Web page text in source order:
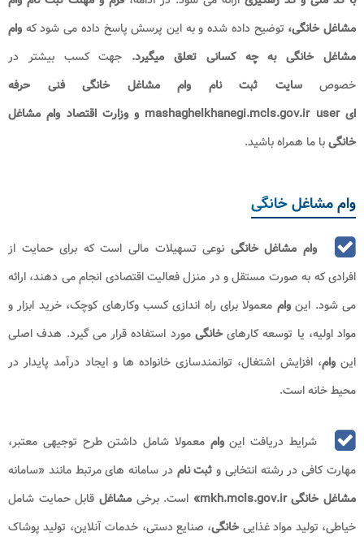
مشاغل خانگی، توضیح داده شده و به این پرسش پاسخ داده می شود که وام
مشاغل خانگی به چه کسانی تعلق میگیرد. جهت کسب بیشتر در
خصوصسایت ثبت نام وام مشاغل خانگی فنی حرفه
ای mashaghelkhanegi.mcls.gov.ir user​ و وزارت اقتصاد وام مشاغل
خانگی​با ما همراه باشید.
وام مشاغل خانگی
وام مشاغل خانگی نوعی تسهیلات مالی است که برای حمایت از
افرادی که به صورت مستقل و در منزل فعالیت اقتصادی انجام می دهند، ارائه
می شود. اینوام معمولا برای راه اندازی کسب وکارهای کوچک، خرید ابزار و
مواد اولیه، یا توسعه کارهایخانگیمورد استفاده قرار می گیرد. هدف اصلی
اینوام، افزایش اشتغال، توانمندسازی خانواده ها و ایجاد درآمد پایدار در
محیط خانه است.
شرایط دریافت اینواممعمولا شامل داشتن طرح توجیهی معتبر،
مهارت کافی در رشته انتخابی وثبت نام در سامانه های مرتبط مانند «سامانه
مشاغل خانگی mkh.mcls.gov.ir
» است. برخیمشاغل قابل حمایت شامل
خیاطی، تولید مواد غذاییخانگی، صنایع دستی، خدمات آنلاین، تولید پوشاک